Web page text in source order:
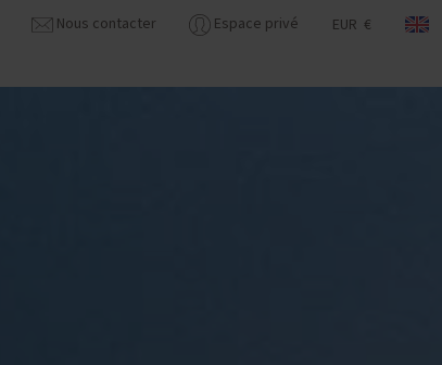
Nous contacter Espace privé EUR €